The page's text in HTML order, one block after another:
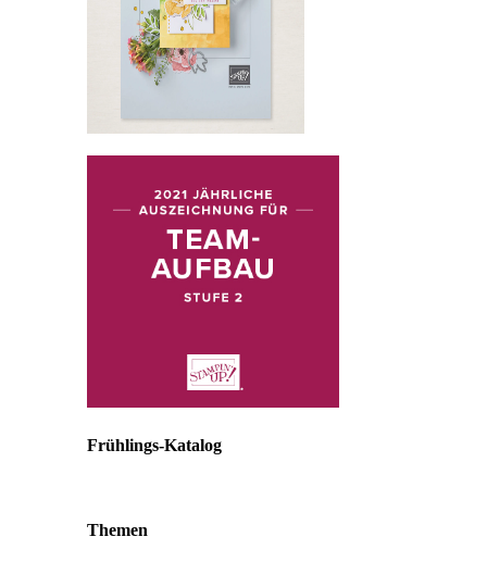
Frühlings-Katalog
Themen